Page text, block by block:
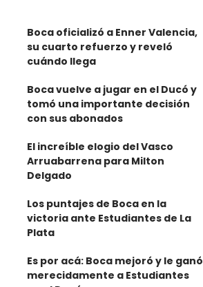
Boca oficializó a Enner Valencia,
su cuarto refuerzo y reveló
cuándo llega
Boca vuelve a jugar en el Ducó y
tomó una importante decisión
con sus abonados
El increíble elogio del Vasco
Arruabarrena para Milton
Delgado
Los puntajes de Boca en la
victoria ante Estudiantes de La
Plata
Es por acá: Boca mejoró y le ganó
merecidamente a Estudiantes